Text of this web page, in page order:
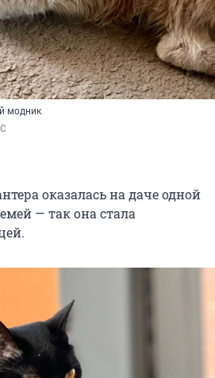
модник
оказалась на даче одной
— так она стала